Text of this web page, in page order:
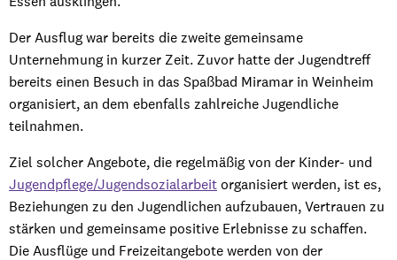
Der Ausflug war bereits die zweite gemeinsame
Unternehmung in kurzer Zeit. Zuvor hatte der Jugendtreff
bereits einen Besuch in das Spaßbad Miramar in Weinheim
organisiert, an dem ebenfalls zahlreiche Jugendliche
teilnahmen.
Ziel solcher Angebote, die regelmäßig von der Kinder- und
Jugendpflege/Jugendsozialarbeit organisiert werden, ist es,
Beziehungen zu den Jugendlichen aufzubauen, Vertrauen zu
stärken und gemeinsame positive Erlebnisse zu schaffen.
Die Ausflüge und Freizeitangebote werden von der